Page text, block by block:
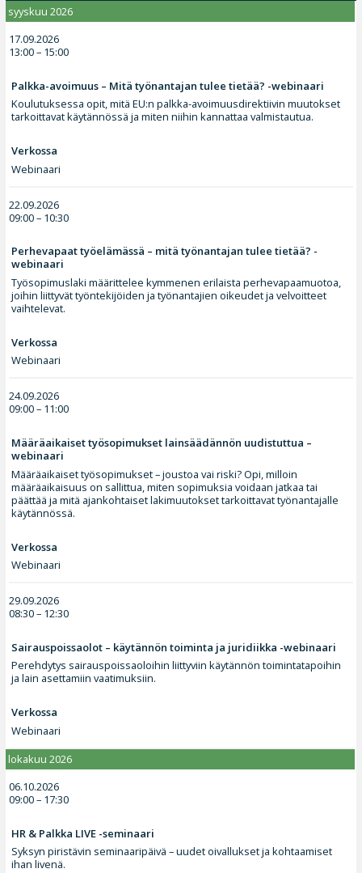
syyskuu 2026
17.09.2026
13:00 – 15:00
Palkka-avoimuus – Mitä työnantajan tulee tietää? -webinaari
Koulutuksessa opit, mitä EU:n palkka-avoimuusdirektiivin muutokset
tarkoittavat käytännössä ja miten niihin kannattaa valmistautua.
Verkossa
Webinaari
22.09.2026
09:00 – 10:30
Perhevapaat työelämässä – mitä työnantajan tulee tietää? -
webinaari
Työsopimuslaki määrittelee kymmenen erilaista perhevapaamuotoa,
joihin liittyvät työntekijöiden ja työnantajien oikeudet ja velvoitteet
vaihtelevat.
Verkossa
Webinaari
24.09.2026
09:00 – 11:00
Määräaikaiset työsopimukset lainsäädännön uudistuttua –
webinaari
Määräaikaiset työsopimukset – joustoa vai riski? Opi, milloin
määräaikaisuus on sallittua, miten sopimuksia voidaan jatkaa tai
päättää ja mitä ajankohtaiset lakimuutokset tarkoittavat työnantajalle
käytännössä.
Verkossa
Webinaari
29.09.2026
08:30 – 12:30
Sairauspoissaolot – käytännön toiminta ja juridiikka -webinaari
Perehdytys sairauspoissaoloihin liittyviin käytännön toimintatapoihin
ja lain asettamiin vaatimuksiin.
Verkossa
Webinaari
lokakuu 2026
06.10.2026
09:00 – 17:30
HR & Palkka LIVE -seminaari
Syksyn piristävin seminaaripäivä – uudet oivallukset ja kohtaamiset
ihan livenä.